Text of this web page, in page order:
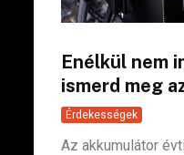
Enélkül nem
ismerd meg
Érdekességek
Az akkumulátor